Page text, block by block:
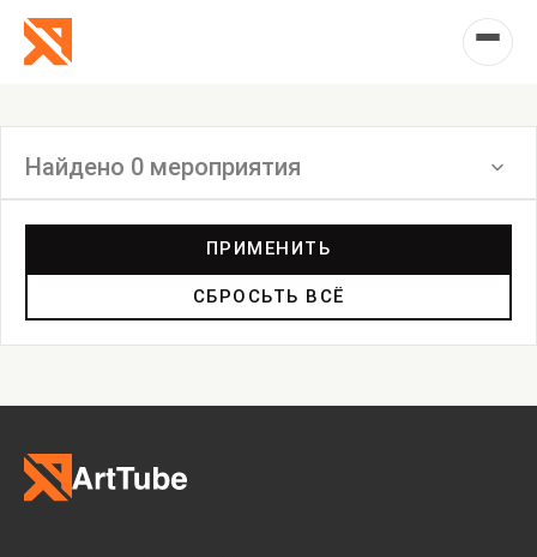
Найдено 0 мероприятия
Перформанс
Анонс
Мастерские
Дискуссия
ПРИМЕНИТЬ
СБРОСЬТЬ ВСЁ